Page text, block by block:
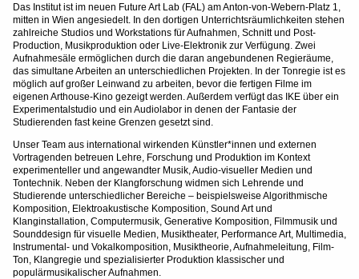
Das Institut ist im neuen Future Art Lab (FAL) am Anton-von-Webern-Platz 1,
mitten in Wien angesiedelt. In den dortigen Unterrichtsräumlichkeiten stehen
zahlreiche Studios und Workstations für Aufnahmen, Schnitt und Post-
Production, Musikproduktion oder Live-Elektronik zur Verfügung. Zwei
Aufnahmesäle ermöglichen durch die daran angebundenen Regieräume,
das simultane Arbeiten an unterschiedlichen Projekten. In der Tonregie ist es
möglich auf großer Leinwand zu arbeiten, bevor die fertigen Filme im
eigenen Arthouse-Kino gezeigt werden. Außerdem verfügt das IKE über ein
Experimentalstudio und ein Audiolabor in denen der Fantasie der
Studierenden fast keine Grenzen gesetzt sind.
Unser Team aus international wirkenden Künstler*innen und externen
Vortragenden betreuen Lehre, Forschung und Produktion im Kontext
experimenteller und angewandter Musik, Audio-visueller Medien und
Tontechnik. Neben der Klangforschung widmen sich Lehrende und
Studierende unterschiedlicher Bereiche – beispielsweise Algorithmische
Komposition, Elektroakustische Komposition, Sound Art und
Klanginstallation, Computermusik, Generative Komposition, Filmmusik und
Sounddesign für visuelle Medien, Musiktheater, Performance Art, Multimedia,
Instrumental- und Vokalkomposition, Musiktheorie, Aufnahmeleitung, Film-
Ton, Klangregie und spezialisierter Produktion klassischer und
populärmusikalischer Aufnahmen.